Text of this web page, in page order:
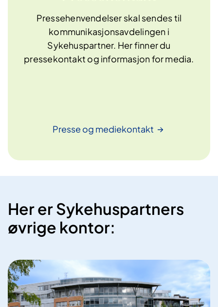
Pressehenvendelser skal sendes til
kommunikasjonsavdelingen i
Sykehuspartner. Her finner du
pressekontakt og informasjon for media.
Presse og mediekontakt
Her er Sykehuspartners
øvrige kontor: